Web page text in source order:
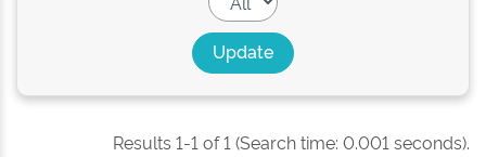
Results 1-1 of 1 (Search time: 0.001 seconds).